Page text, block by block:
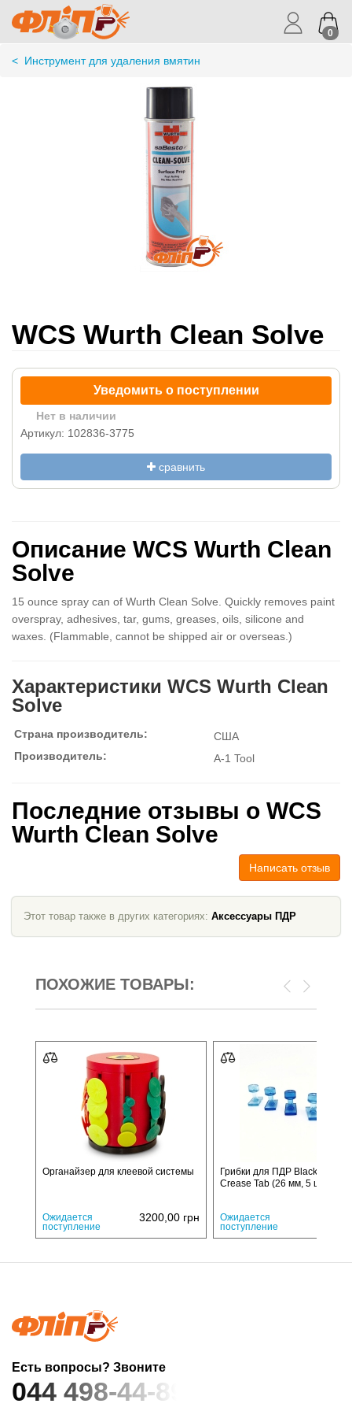
0
< Инструмент для удаления вмятин
WCS Wurth Clean Solve
Уведомить о поступлении
Нет в наличии
Артикул: 102836-3775
сравнить
Описание WCS Wurth Clean
Solve
15 ounce spray can of Wurth Clean Solve. Quickly removes paint
overspray, adhesives, tar, gums, greases, oils, silicone and
waxes. (Flammable, cannot be shipped air or overseas.)
Характеристики WCS Wurth Clean
Solve
Страна производитель:
США
Производитель:
A-1 Tool
Последние отзывы о WCS
Wurth Clean Solve
Написать отзыв
Этот товар также в других категориях: Аксессуары ПДР
ПОХОЖИЕ ТОВАРЫ:
Органайзер для клеевой системы
Ожидается
поступление
3200,00 грн
Грибки для ПДР Black Ice
Crease Tab (26 мм, 5 шт.)
Ожидается
поступление
Есть вопросы? Звоните
044 498-44-89